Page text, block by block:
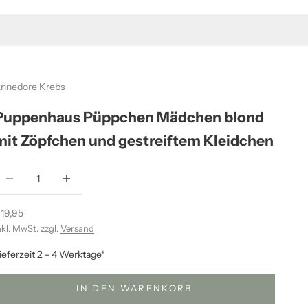
Krebs
Püppchen Mädchen blond
Zöpfchen und gestreiftem Kleidchen
MwSt. zzgl.Versand
2 - 4 Werktage*
IN DEN WARENKORB